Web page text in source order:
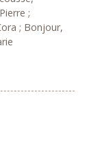
;
; Bonjour,